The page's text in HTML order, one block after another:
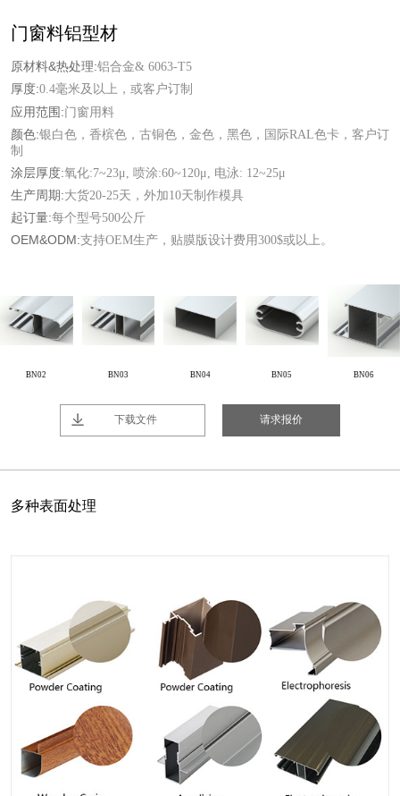
门窗料铝型材
原材料&热处理:铝合金& 6063-T5
厚度:0.4毫米及以上，或客户订制
应用范围:门窗用料
颜色:银白色，香槟色，古铜色，金色，黑色，国际RAL色卡，客户订
制
涂层厚度:氧化:7~23μ, 喷涂:60~120μ, 电泳: 12~25μ
生产周期:大货20-25天，外加10天制作模具
起订量:每个型号500公斤
OEM&ODM:支持OEM生产，贴膜版设计费用300$或以上。
BN02 BN03 BN04 BN05 BN06
下载文件 请求报价
多种表面处理